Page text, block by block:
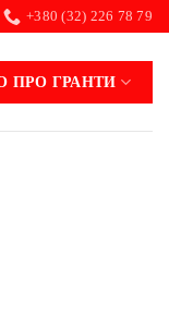
+380 (32) 226 78 79
ПРО ГРАНТИ